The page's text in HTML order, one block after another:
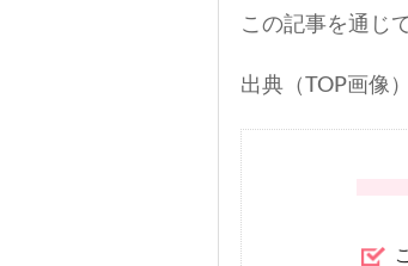
この記事を通じ
出典（TOP画像